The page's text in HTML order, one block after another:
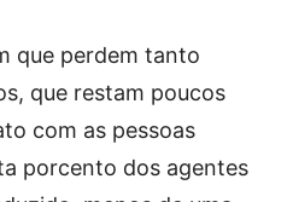
que perdem tanto
que restam poucos
com as pessoas
porcento dos agentes